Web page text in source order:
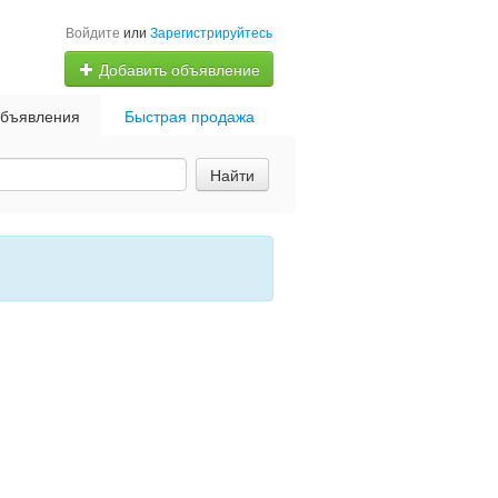
Войдите или Зарегистрируйтесь
Добавить объявление
Быстрая продажа
Найти